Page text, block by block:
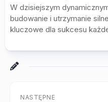
W dzisiejszym
budowanie i utrzymanie
kluczowe dla sukcesu
NASTĘPNE